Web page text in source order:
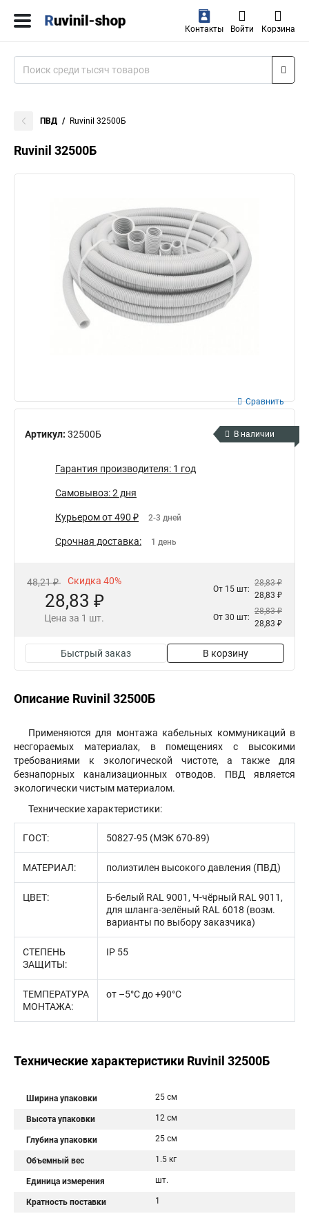
Контакты Войти Корзина
ПВД Ruvinil 32500Б
Ruvinil 32500Б
Артикул: 32500Б
Сравнить
В наличии
Гарантия производителя: 1 год
Самовывоз: 2 дня
Курьером от 490 ₽ 2-3 дней
Срочная доставка: 1 день
48,21 ₽ Скидка 40%
28,83 ₽
Цена за 1 шт.
От 15 шт:
28,83 ₽
28,83 ₽
От 30 шт:
28,83 ₽
28,83 ₽
Быстрый заказ В корзину
Описание Ruvinil 32500Б
Применяются для монтажа кабельных коммуникаций в
несгораемых материалах, в помещениях с высокими
требованиями к экологической чистоте, а также для
безнапорных канализационных отводов. ПВД является
экологически чистым материалом.
Технические характеристики:
ГОСТ: 50827-95 (МЭК 670-89)
МАТЕРИАЛ: полиэтилен высокого давления (ПВД)
ЦВЕТ:
Б-белый RAL 9001, Ч-чёрный RAL 9011,
для шланга-зелёный RAL 6018 (возм.
варианты по выбору заказчика)
СТЕПЕНЬ
ЗАЩИТЫ:
IP 55
ТЕМПЕРАТУРА
МОНТАЖА:
от –5°С до +90°С
Технические характеристики Ruvinil 32500Б
Ширина упаковки 25 см
Высота упаковки 12 см
Глубина упаковки 25 см
Объемный вес 1.5 кг
Единица измерения шт.
Кратность поставки 1